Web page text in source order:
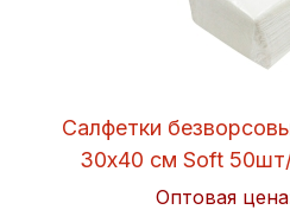
Салфетки
30x40 см Soft
Оптовая